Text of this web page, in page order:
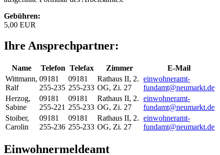
Gebühren:
5,00 EUR
Ihre Ansprechpartner:
Name Telefon Telefax Zimmer
E-Mail
Wittmann,
Ralf
09181
255-235
09181
255-233
Rathaus II, 2.
OG, Zi. 27
einwohneramt-
fundamt@neumarkt.de
Herzog,
Sabine
09181
255-221
09181
255-233
Rathaus II, 2.
OG, Zi. 27
einwohneramt-
fundamt@neumarkt.de
Stoiber,
Carolin
09181
255-236
09181
255-233
Rathaus II, 2.
OG, Zi. 27
einwohneramt-
fundamt@neumarkt.de
Einwohnermeldeamt